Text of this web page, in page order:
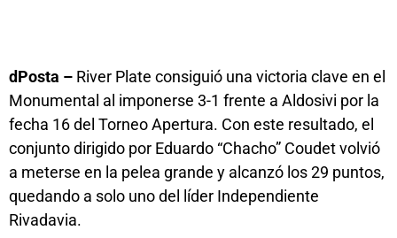
dPosta – River Plate consiguió una victoria clave en el
Monumental al imponerse 3-1 frente a Aldosivi por la
fecha 16 del Torneo Apertura. Con este resultado, el
conjunto dirigido por Eduardo “Chacho” Coudet volvió
a meterse en la pelea grande y alcanzó los 29 puntos,
quedando a solo uno del líder Independiente
Rivadavia.